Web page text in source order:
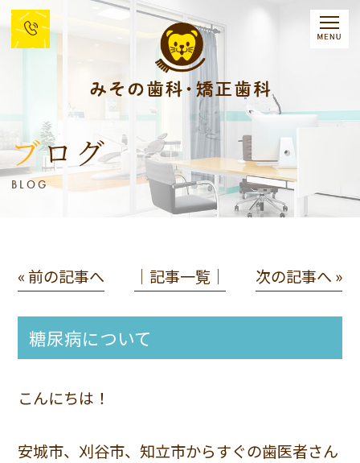
ブログ
BLOG
« 前の記事へ │記事一覧│ 次の記事へ »
糖尿病について
こんにちは！
安城市、刈谷市、知立市からすぐの歯医者さん